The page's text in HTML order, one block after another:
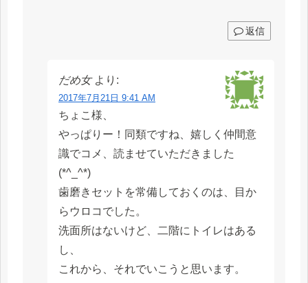
返信
だめ女 より:
2017年7月21日 9:41 AM
ちょこ様、
やっぱりー！同類ですね、嬉しく仲間意
識でコメ、読ませていただきました
(*^_^*)
歯磨きセットを常備しておくのは、目か
らウロコでした。
洗面所はないけど、二階にトイレはある
し、
これから、それでいこうと思います。